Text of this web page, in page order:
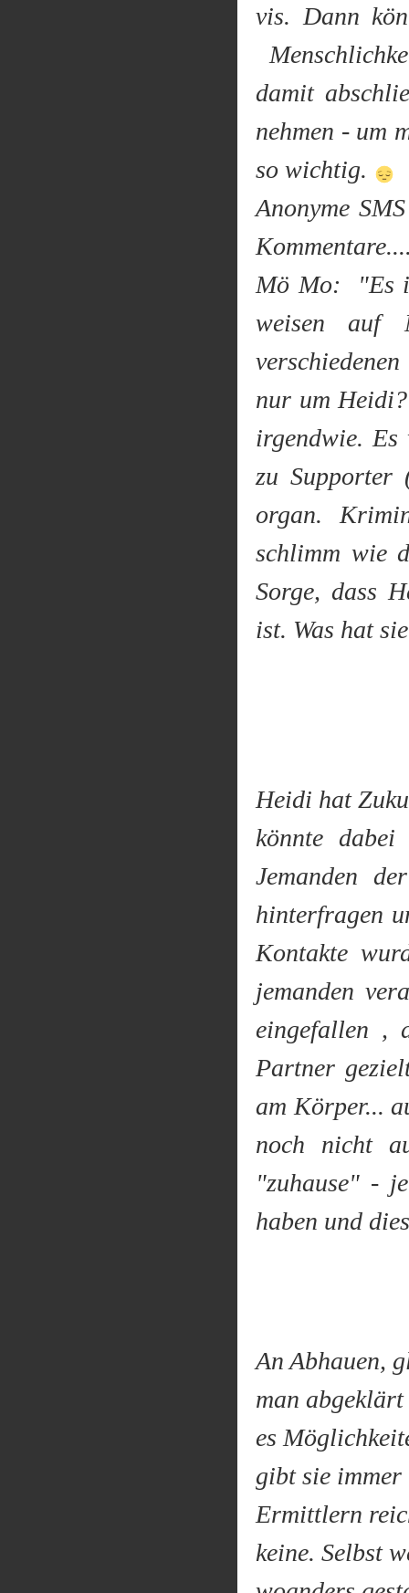
vis. Dann
damit
nehmen - um
so wichtig.
Anonyme
Mö Mo: "Es
weisen
nur um
irgendwie. Es
zu Supporter
organ.
schlimm wie
Sorge, dass
ist. Was hat
Heidi hat
könnte
Jemanden
hinterfragen
Kontakte
jemanden
eingefallen ,
Partner
am Körper...
noch nicht
"zuhause" -
haben und
An Abhauen,
man
es
gibt sie
Ermittlern
keine. Selbst